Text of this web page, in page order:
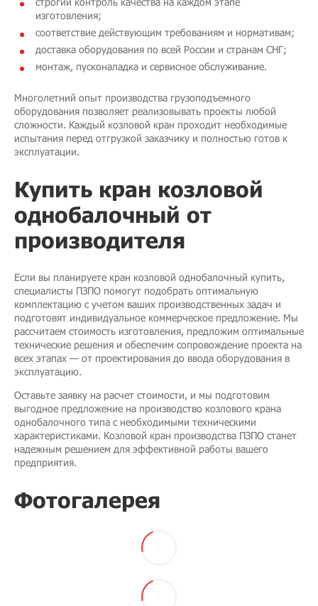
изготовления;
соответствие действующим требованиям и нормативам;
доставка оборудования по всей России и странам СНГ;
монтаж, пусконаладка и сервисное обслуживание.
Многолетний опыт производства грузоподъемного
оборудования позволяет реализовывать проекты любой
сложности. Каждый козловой кран проходит необходимые
испытания перед отгрузкой заказчику и полностью готов к
эксплуатации.
Купить кран козловой
однобалочный от
производителя
Если вы планируете кран козловой однобалочный купить,
специалисты ПЗПО помогут подобрать оптимальную
комплектацию с учетом ваших производственных задач и
подготовят индивидуальное коммерческое предложение. Мы
рассчитаем стоимость изготовления, предложим оптимальные
технические решения и обеспечим сопровождение проекта на
всех этапах — от проектирования до ввода оборудования в
эксплуатацию.
Оставьте заявку на расчет стоимости, и мы подготовим
выгодное предложение на производство козлового крана
однобалочного типа с необходимыми техническими
характеристиками. Козловой кран производства ПЗПО станет
надежным решением для эффективной работы вашего
предприятия.
Фотогалерея